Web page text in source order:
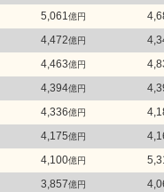
5,061億円
4,472億円
4,463億円
4,394億円
4,336億円
4,175億円
4,100億円
3,857億円